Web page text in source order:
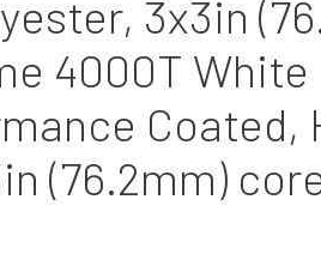
3x3in
4000T
Coated,
(76.2mm)